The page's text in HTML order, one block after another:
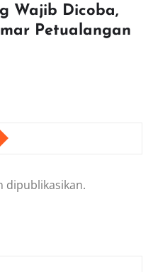
Wajib Dicoba,
Petualangan
dipublikasikan.